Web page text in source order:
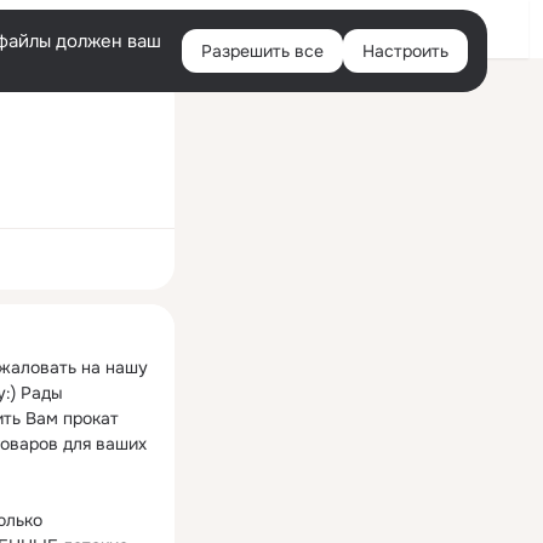
Войти
должен ваш
Разрешить все Настроить
на нашу
Рады
Вам прокат
для ваших